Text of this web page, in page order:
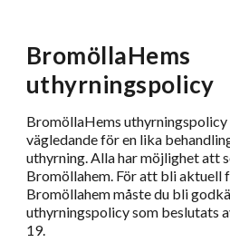
BromöllaHems
uthyrningspolicy
BromöllaHems
vägledande för en lika
uthyrning. Alla har möjlighet att
Bromöllahem. För att bli aktuell
Bromöllahem måste du bli
uthyrningspolicy som beslutats
19.